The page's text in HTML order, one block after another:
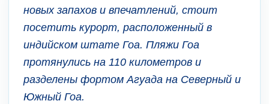
новых запахов и впечатлений, стоит
посетить курорт, расположенный в
индийском штате Гоа. Пляжи Гоа
протянулись на 110 километров и
разделены фортом Агуада на Северный и
Южный Гоа.